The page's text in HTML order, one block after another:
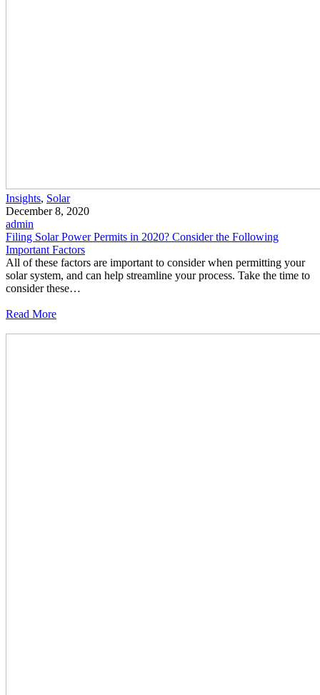
Insights, Solar
December 8, 2020
admin
Filing Solar Power Permits in 2020? Consider the Following
Important Factors
All of these factors are important to consider when permitting your
solar system, and can help streamline your process. Take the time to
consider these…
Read More